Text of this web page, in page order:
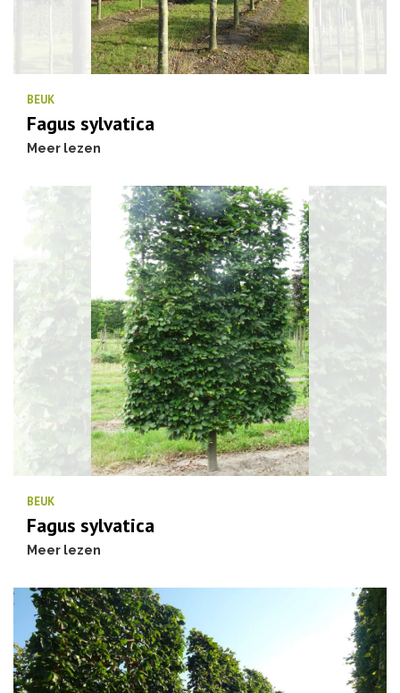
BEUK
Fagus sylvatica
Meer lezen
BEUK
Fagus sylvatica
Meer lezen